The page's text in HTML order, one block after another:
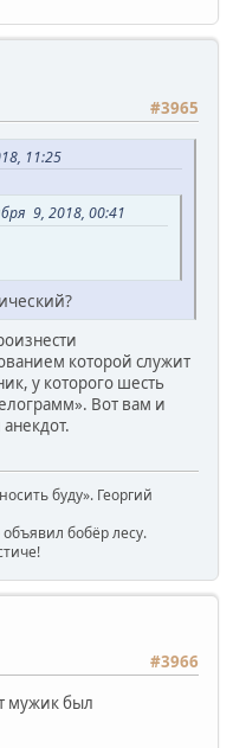
#3965
11:25
9, 2018, 00:41
которой служит
у которого шесть
Вот вам и
буду». Георгий
бобёр лесу.
#3966
мужик был